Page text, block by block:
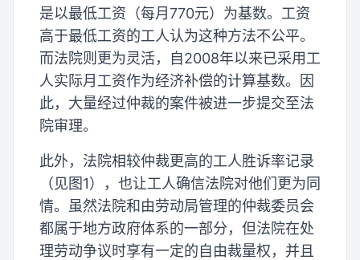
是以最低工资（每月770元）为基数。工资
高于最低工资的工人认为这种方法不公平。
而法院则更为灵活，自2008年以来已采用工
人实际月工资作为经济补偿的计算基数。因
此，大量经过仲裁的案件被进一步提交至法
院审理。
此外，法院相较仲裁更高的工人胜诉率记录
（见图1），也让工人确信法院对他们更为同
情。虽然法院和由劳动局管理的仲裁委员会
都属于地方政府体系的一部分，但法院在处
理劳动争议时享有一定的自由裁量权，并且